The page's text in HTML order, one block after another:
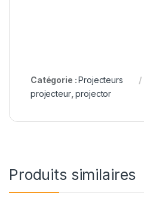
Catégorie :Projecteurs
projecteur,projector
Produits similaires